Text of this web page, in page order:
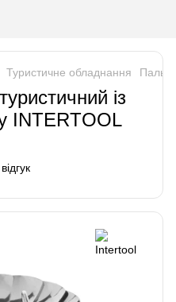
Туристичне обладнання
із
INTERTOOL